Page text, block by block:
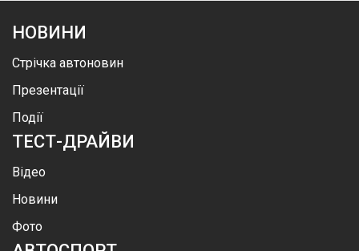
НОВИНИ
Стрічка автоновин
Презентації
Події
ТЕСТ-ДРАЙВИ
Відео
Новини
Фото